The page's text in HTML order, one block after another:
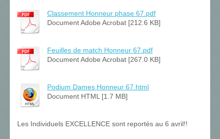
Classement Honneur phase 67.pdf
Document Adobe Acrobat [212.6 KB]
Feuilles de match Honneur 67.pdf
Document Adobe Acrobat [267.0 KB]
Podium Dames Honneur 67.html
Document HTML [1.7 MB]
Les Individuels EXCELLENCE sont reportés au 6 avril!!